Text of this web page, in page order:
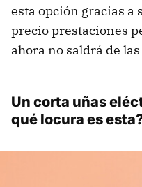
esta opción gracias a
precio prestaciones
ahora no saldrá de
Un corta uñas
qué locura es